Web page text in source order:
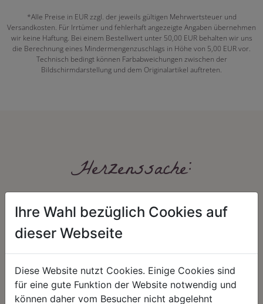
*Alle Preise in EUR zzgl. der jeweils gültigen Mehrwertsteuer und
Versandkosten. Für Irrtümer und fehlerhaft angezeigte Angaben übernehmen
wir keine Haftung. Bei einem Bestellwert unter 50,00 EUR behalten wir uns
die Berechnung eines Mindermengenzuschlags in Höhe von 5,00 EUR vor.
Technisch bedingt können Farbabweichungen zwischen der
Bildschirmdarstellung und dem Originalartikel auftreten.
Herzenssache:
HARMONIE
Unser Sortiment steht für ein
FAIRNESS
Nicht immer ist der günstigste Preis
Ihre Wahl bezüglich Cookies auf
dieser Webseite
Diese Website nutzt Cookies. Einige Cookies sind
für eine gute Funktion der Website notwendig und
können daher vom Besucher nicht abgelehnt